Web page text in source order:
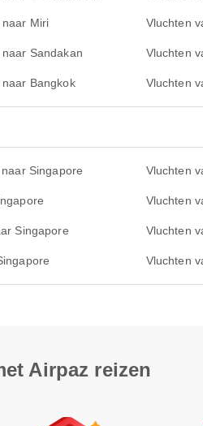
Miri Vluchten
Sandakan Vluchten
Bangkok Vluchten
Singapore Vluchten
Vluchten
Singapore Vluchten
Vluchten
Airpaz reizen